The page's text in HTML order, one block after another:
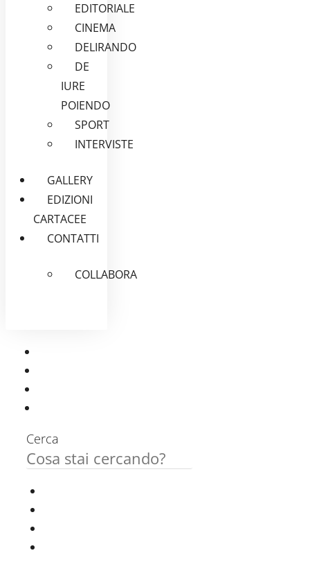
EDITORIALE
CINEMA
DELIRANDO
DE
IURE
POIENDO
SPORT
INTERVISTE
GALLERY
EDIZIONI
CARTACEE
CONTATTI
COLLABORA
Cerca